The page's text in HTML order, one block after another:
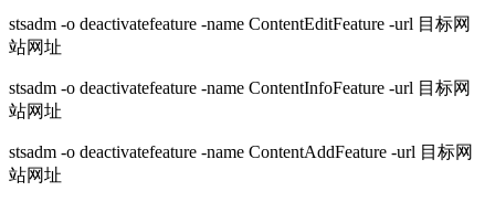
stsadm -o deactivatefeature -name ContentEditFeature -url 目标网
站网址
stsadm -o deactivatefeature -name ContentInfoFeature -url 目标网
站网址
stsadm -o deactivatefeature -name ContentAddFeature -url 目标网
站网址